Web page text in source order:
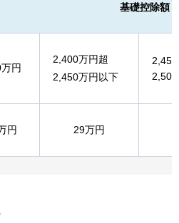
基礎控除額
円
2,400万円超
2,450万円以下
円 29万円